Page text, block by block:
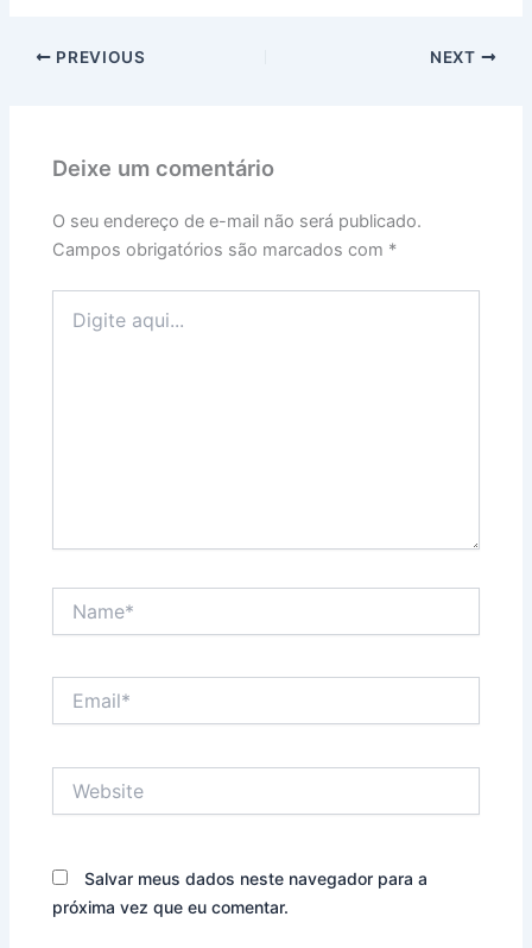
PREVIOUS NEXT
Deixe um comentário
O seu endereço de e-mail não será publicado.
Campos obrigatórios são marcados com *
aqui...
Salvar meus dados neste navegador para a
próxima vez que eu comentar.